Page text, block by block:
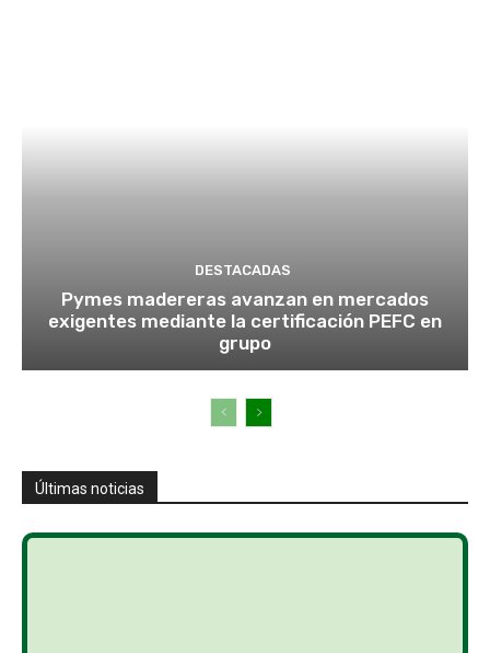
DESTACADAS
Pymes madereras avanzan en mercados
exigentes mediante la certificación PEFC en
grupo
Últimas noticias